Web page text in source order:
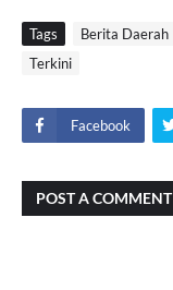
Tags Berita Daerah
Terkini
Facebook
POST A COMMENT